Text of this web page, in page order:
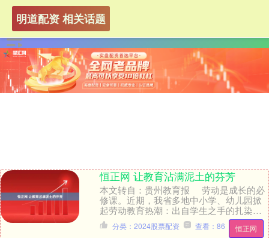
明道配资 相关话题
恒正网 让教育沾满泥土的芬芳
本文转自：贵州教育报 劳动是成长的必
修课。近期，我省多地中小学、幼儿园掀
起劳动教育热潮：出自学生之手的扎染作
品，凝聚着孩子们的巧思。走进刺梨基地
探究自然....
恒正网
分类：2024股票配资 查看：86